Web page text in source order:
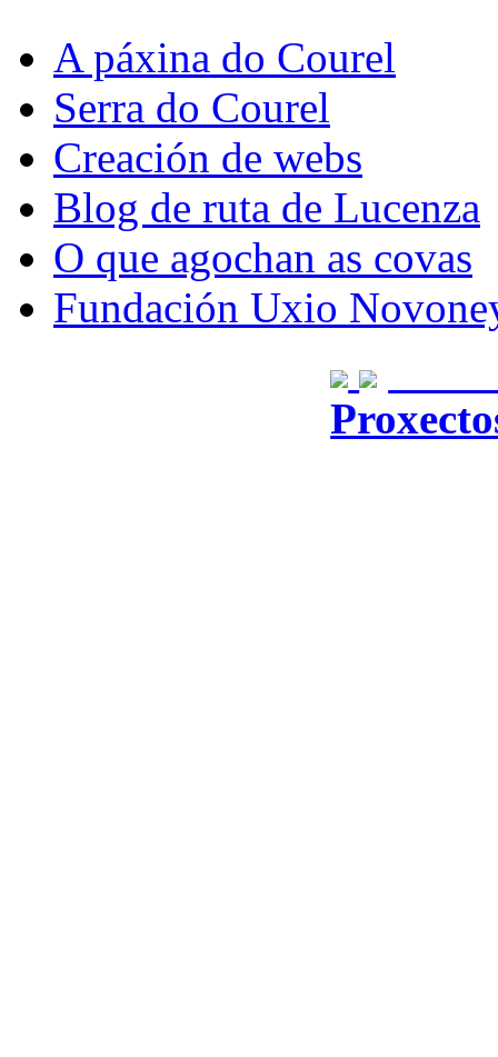
A páxina do Courel
Serra do Courel
Creación de webs
Blog de ruta de Lucenza
O que agochan as covas
Fundación Uxio